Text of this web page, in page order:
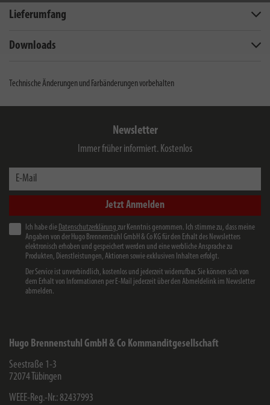
Lieferumfang
Downloads
Technische Änderungen und Farbänderungen vorbehalten
Newsletter
Immer früher informiert. Kostenlos
E-Mail
Jetzt Anmelden
Ich habe die Datenschutzerklärung zur Kenntnis genommen. Ich stimme zu, dass meine
Angaben von der Hugo Brennenstuhl GmbH & Co KG für den Erhalt des Newsletters
elektronisch erhoben und gespeichert werden und eine werbliche Ansprache zu
Produkten, Dienstleistungen, Aktionen sowie exklusiven Inhalten erfolgt.
Der Service ist unverbindlich, kostenlos und jederzeit widerrufbar. Sie können sich von
dem Erhalt von Informationen per E-Mail jederzeit über den Abmeldelink im Newsletter
abmelden.
Hugo Brennenstuhl GmbH & Co Kommanditgesellschaft
Seestraße 1-3
72074 Tübingen
WEEE-Reg.-Nr.: 82437993